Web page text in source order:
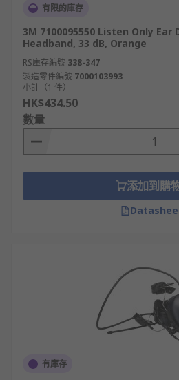
有限的庫存
3M 7100095550 Listen Only
Headband, 33 dB, Orange
RS庫存編號 338-347
製造零件編號 7000103993
小計（1 件）
HK$434.50
數量
添加到購
有庫存